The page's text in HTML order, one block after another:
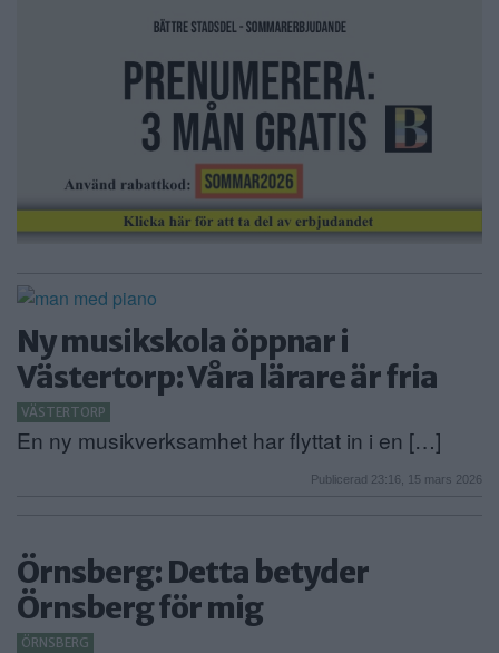
Ny musikskola öppnar i
Västertorp: Våra lärare är fria
VÄSTERTORP
En ny musikverksamhet har flyttat in i en […]
Publicerad 23:16, 15 mars 2026
Örnsberg: Detta betyder
Örnsberg för mig
ÖRNSBERG